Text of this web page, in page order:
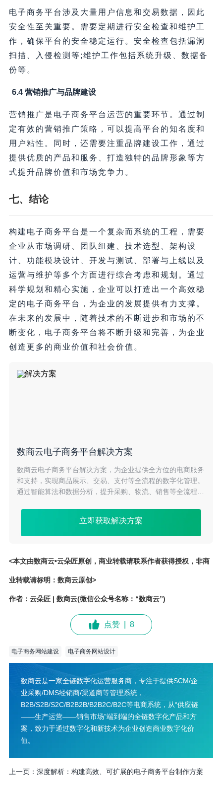
电子商务平台涉及大量用户信息和交易数据，因此
安全性至关重要。需要定期进行安全检查和维护工
作，确保平台的安全稳定运行。安全检查包括漏洞
扫描、入侵检测等;维护工作包括系统升级、数据备
份等。
6.4 营销推广与品牌建设
营销推广是电子商务平台运营的重要环节。通过制
定有效的营销推广策略，可以提高平台的知名度和
用户粘性。同时，还需要注重品牌建设工作，通过
提供优质的产品和服务、打造独特的品牌形象等方
式提升品牌价值和市场竞争力。
七、结论
构建电子商务平台是一个复杂而系统的工程，需要
企业从市场调研、团队组建、技术选型、架构设
计、功能模块设计、开发与测试、部署与上线以及
运营与维护等多个方面进行综合考虑和规划。通过
科学规划和精心实施，企业可以打造出一个高效稳
定的电子商务平台，为企业的发展提供有力支撑。
在未来的发展中，随着技术的不断进步和市场的不
断变化，电子商务平台将不断升级和完善，为企业
创造更多的商业价值和社会价值。
数商云电子商务平台解决方案
数商云电子商务平台解决方案，为企业提供全方位的电商服务
和支持，实现商品展示、交易、支付等全流程的数字化管理。
通过智能算法和数据分析，提升采购、物流、销售等全流程的
立即获取解决方案
<本文由数商云•云朵匠原创，商业转载请联系作者获得授权，非商
业转载请标明：数商云原创>
作者：云朵匠 | 数商云(微信公众号名称：“数商云”)
点赞 8
电子商务网站建设 电子商务网站设计
数商云是一家全链数字化运营服务商，专注于提供SCM/企
业采购/DMS经销商/渠道商等管理系统，
B2B/S2B/S2C/B2B2B/B2B2C/B2C等电商系统，从“供应链
——生产运营——销售市场”端到端的全链数字化产品和方
案，致力于通过数字化和新技术为企业创造商业数字化价
值。
上一页： 深度解析：构建高效、可扩展的电子商务平台制作方案